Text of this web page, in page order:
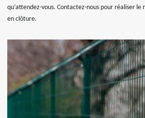
qu’attendez-vous. Contactez-nous pour réaliser
en clôture.